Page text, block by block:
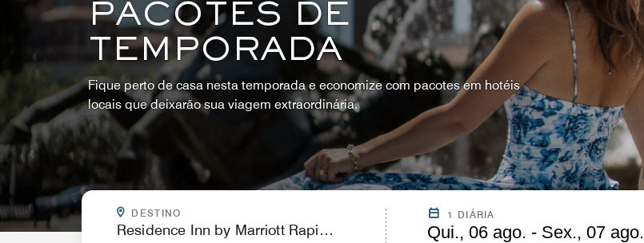
PACOTES DE
TEMPORADA
Fique perto de casa nesta temporada e economize com pacotes em hotéis
locais que deixarão sua viagem extraordinária.
DESTINO
.
1 DIÁRIA
Qui., 06 ago. - Sex., 07 ago.